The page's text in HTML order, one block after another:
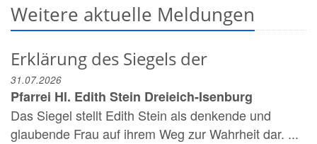
Weitere aktuelle Meldungen
Erklärung des Siegels der
31.07.2026
Pfarrei Hl. Edith Stein Dreieich-Isenburg
Das Siegel stellt Edith Stein als denkende und
glaubende Frau auf ihrem Weg zur Wahrheit dar. ...